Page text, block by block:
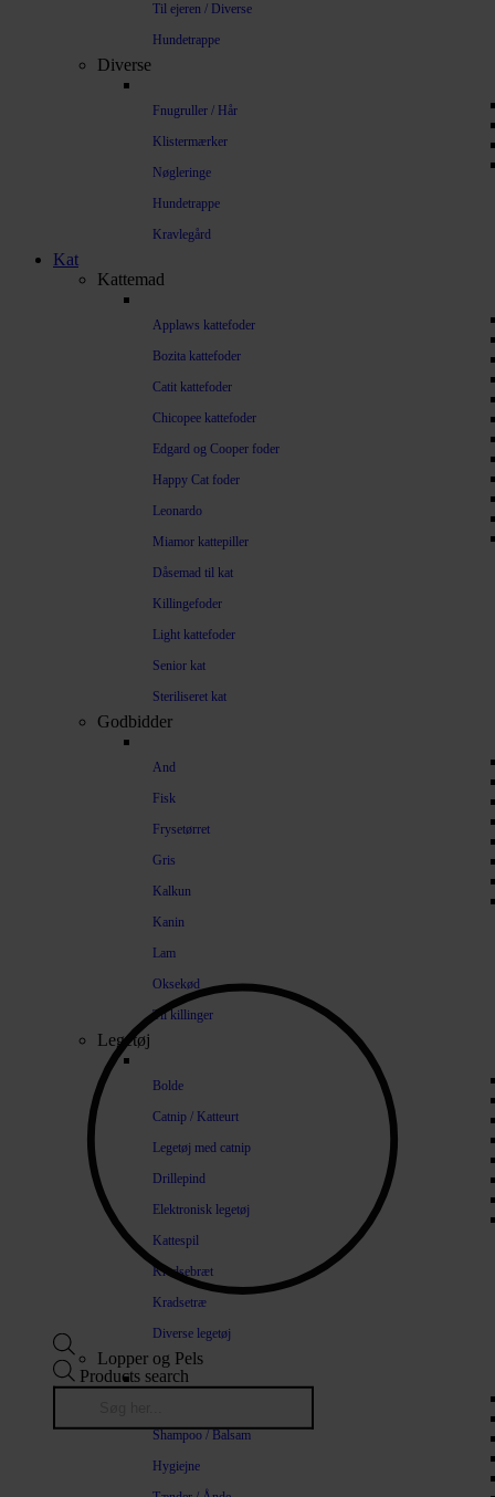
Til ejeren / Diverse
Hundetrappe
Diverse
Fnugruller / Hår
Klistermærker
Nøgleringe
Hundetrappe
Kravlegård
Kat
Kattemad
Applaws kattefoder
Bozita kattefoder
Catit kattefoder
Chicopee kattefoder
Edgard og Cooper foder
Happy Cat foder
Leonardo
Miamor kattepiller
Dåsemad til kat
Killingefoder
Light kattefoder
Senior kat
Steriliseret kat
Godbidder
And
Fisk
Frysetørret
Gris
Kalkun
Kanin
Lam
Oksekød
Til killinger
Legetøj
Bolde
Catnip / Katteurt
Legetøj med catnip
Drillepind
Elektronisk legetøj
Kattespil
Kradsebræt
Kradsetræ
Diverse legetøj
Lopper og Pels
Shampoo / Balsam
Hygiejne
Products search